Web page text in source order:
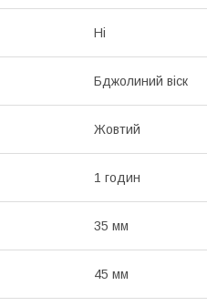
Ні
Бджолиний віск
Жовтий
1 годин
35 мм
45 мм